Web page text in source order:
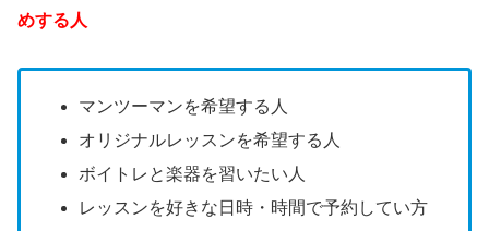
めする人
マンツーマンを希望する人
オリジナルレッスンを希望する人
ボイトレと楽器を習いたい人
レッスンを好きな日時・時間で予約してい方